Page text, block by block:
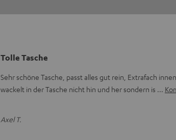
Tolle Tasche
Sehr schöne Tasche, passt alles gut rein, Extrafach
wackelt in der Tasche nicht hin und her sondern is
Axel T.